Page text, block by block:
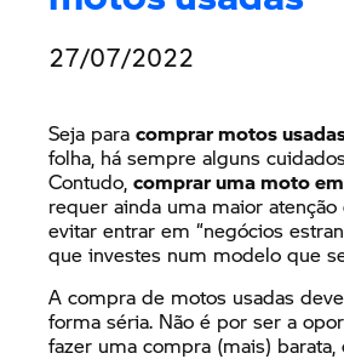
27/07/2022
Seja para comprar motos
folha, há sempre alguns
Contudo, comprar uma moto
requer ainda uma maior
evitar entrar em “negócios
que investes num modelo que
A compra de motos usadas
forma séria. Não é por ser a
fazer uma compra (mais)